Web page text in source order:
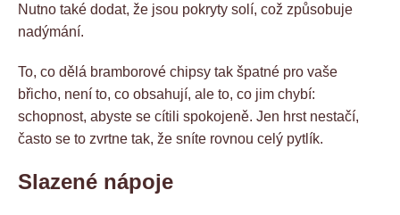
Nutno také dodat, že jsou pokryty solí, což způsobuje
nadýmání.
To, co dělá bramborové chipsy tak špatné pro vaše
břicho, není to, co obsahují, ale to, co jim chybí:
schopnost, abyste se cítili spokojeně. Jen hrst nestačí,
často se to zvrtne tak, že sníte rovnou celý pytlík.
Slazené nápoje